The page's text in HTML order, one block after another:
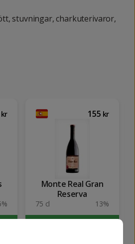
stuvningar, charkuterivaror,
kr 155 kr
Monte Real Gran
Reserva
75 cl 13%